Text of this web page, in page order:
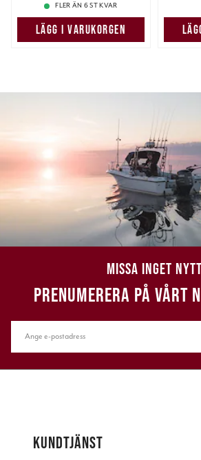
FLER ÄN 6 ST KVAR
LÄGG I VARUKORGEN
MISSA INGET NYTT
PRENUMERERA PÅ VÅRT
KUNDTJÄNST